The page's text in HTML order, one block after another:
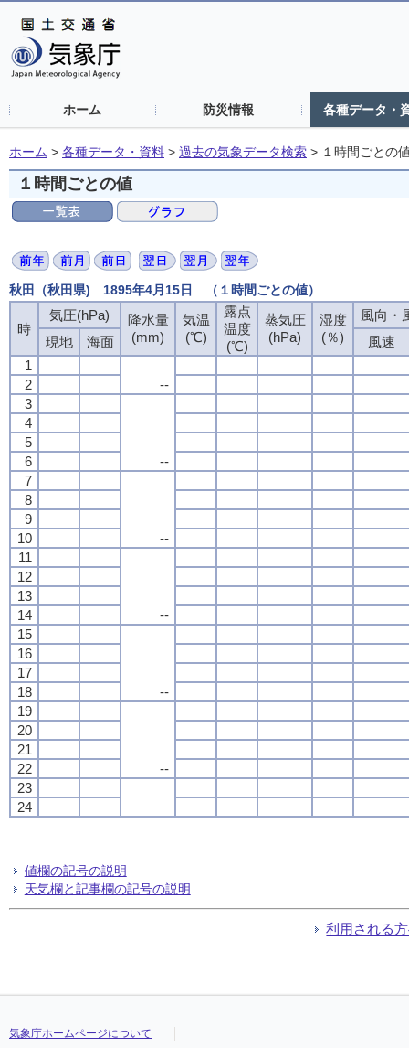
ホーム 防災情報 各種データ・
ホーム > 各種データ・資料 > 過去の気象データ検索 > １時間ごとの
１時間ごとの値
秋田（秋田県) 1895年4月15日 （１時間ごとの値）
時
気圧(hPa)
降水量
(mm)
気温
(℃)
露点
温度
(℃)
蒸気圧
(hPa)
湿度
(％)
風向・
現地
海面
風速
1
--
2
3
--
4
5
6
7
--
8
9
10
11
--
12
13
14
15
--
16
17
18
19
--
20
21
22
23
24
値欄の記号の説明
天気欄と記事欄の記号の説明
利用される
気象庁ホームページについて